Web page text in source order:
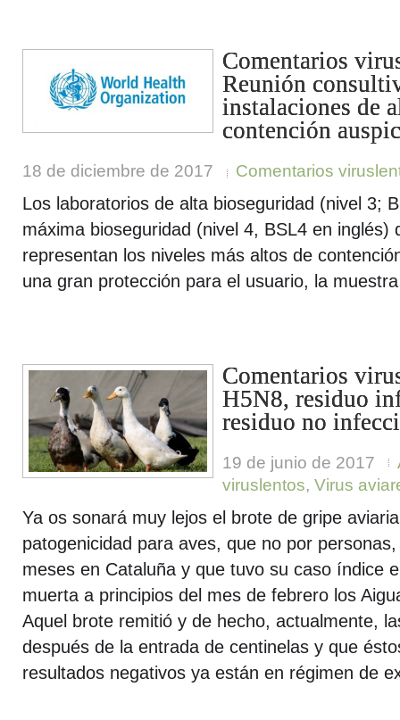
Comentarios
Reunión
instalaciones de
contención
18 de diciembre de 2017 Comentarios
Los laboratorios de alta bioseguridad (nivel 3;
máxima bioseguridad (nivel 4, BSL4 en inglés)
representan los niveles más altos de
una gran protección para el usuario, la
Comentarios
H5N8, residuo
residuo no
19 de junio de 2017
viruslentos, Virus
Ya os sonará muy lejos el brote de gripe
patogenicidad para aves, que no por
meses en Cataluña y que tuvo su caso índice
muerta a principios del mes de febrero los
Aquel brote remitió y de hecho, actualmente,
después de la entrada de centinelas y que
resultados negativos ya están en régimen de